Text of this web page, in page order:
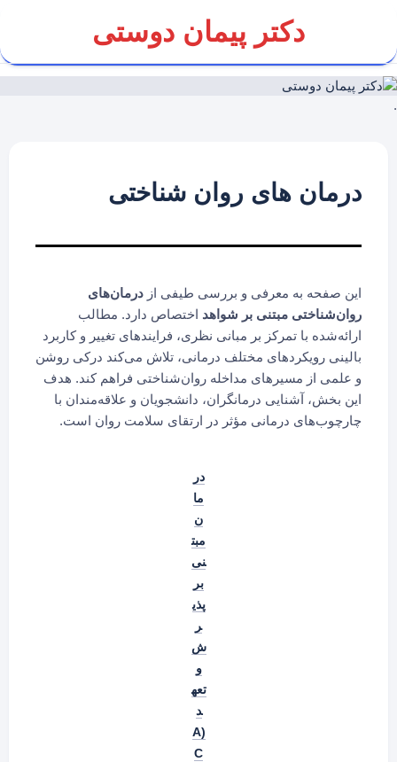
content
دکتر پیمان دوستی
.
درمان های روان شناختی
این صفحه به معرفی و بررسی طیفی از درمان‌های
روان‌شناختی مبتنی بر شواهد اختصاص دارد. مطالب
ارائه‌شده با تمرکز بر مبانی نظری، فرایندهای تغییر و کاربرد
بالینی رویکردهای مختلف درمانی، تلاش می‌کند درکی روشن
و علمی از مسیرهای مداخله روان‌شناختی فراهم کند. هدف
این بخش، آشنایی درمانگران، دانشجویان و علاقه‌مندان با
چارچوب‌های درمانی مؤثر در ارتقای سلامت روان است.
در
ما
ن
مبت
نی
بر
پذی
ر
ش
و
تعه
د
(A
C